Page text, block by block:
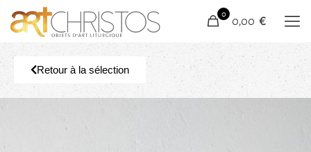
0 0,00 €
Retour à la sélection